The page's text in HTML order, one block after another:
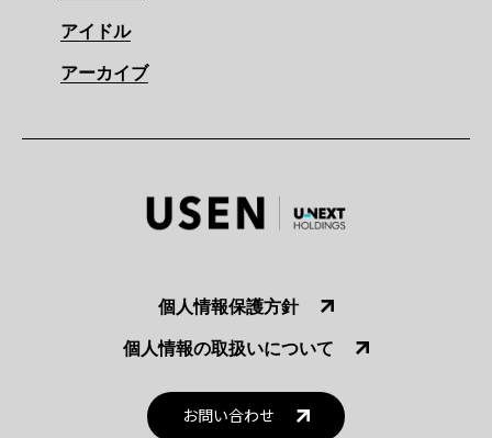
アイドル
アーカイブ
個人情報保護方針
個人情報の取扱いについて
お問い合わせ